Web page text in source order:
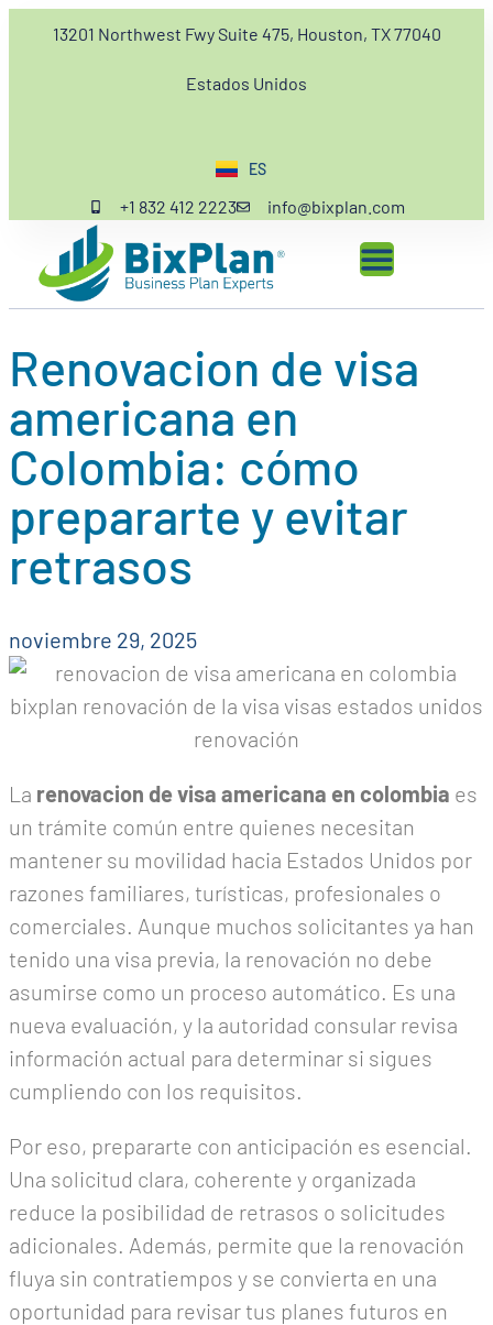
13201 Northwest Fwy Suite 475, Houston, TX 77040
Estados Unidos
ES
EN
+1 832 412 2223 info@bixplan.com
Renovacion de visa
americana en
Colombia: cómo
prepararte y evitar
retrasos
noviembre 29, 2025
La renovacion de visa americana en colombia es
un trámite común entre quienes necesitan
mantener su movilidad hacia Estados Unidos por
razones familiares, turísticas, profesionales o
comerciales. Aunque muchos solicitantes ya han
tenido una visa previa, la renovación no debe
asumirse como un proceso automático. Es una
nueva evaluación, y la autoridad consular revisa
información actual para determinar si sigues
cumpliendo con los requisitos.
Por eso, prepararte con anticipación es esencial.
Una solicitud clara, coherente y organizada
reduce la posibilidad de retrasos o solicitudes
adicionales. Además, permite que la renovación
fluya sin contratiempos y se convierta en una
oportunidad para revisar tus planes futuros en